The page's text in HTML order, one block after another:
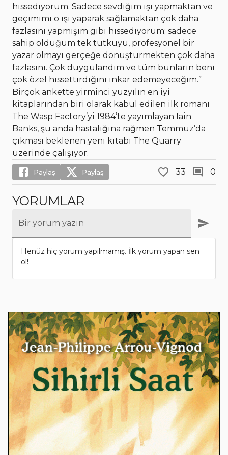
hissediyorum. Sadece sevdiğim işi yapmaktan ve
geçimimi o işi yaparak sağlamaktan çok daha
fazlasını yapmışım gibi hissediyorum; sadece
sahip olduğum tek tutkuyu, profesyonel bir
yazar olmayı gerçeğe dönüştürmekten çok daha
fazlasını. Çok duygulandım ve tüm bunların beni
çok özel hissettirdiğini inkar edemeyeceğim.”
Birçok ankette yirminci yüzyılın en iyi
kitaplarından biri olarak kabul edilen ilk romanı
The Wasp Factory’yi 1984’te yayımlayan Iain
Banks, şu anda hastalığına rağmen Temmuz’da
çıkması beklenen yeni kitabı The Quarry
üzerinde çalışıyor.
Paylaş Paylaş 33 0
YORUMLAR
Bir yorum yazın
Henüz hiç yorum yapılmamış. İlk yorum yapan sen
ol!